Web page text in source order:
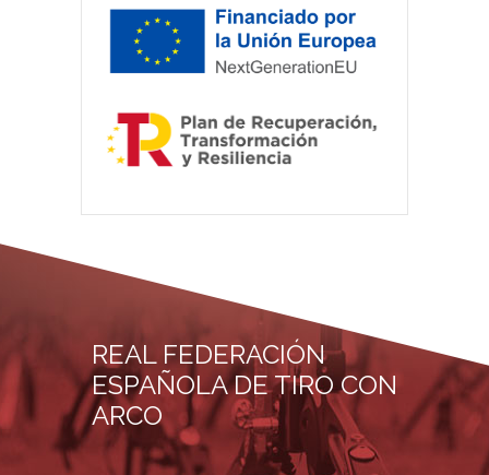
REAL FEDERACIÓN
ESPAÑOLA DE TIRO CON
ARCO